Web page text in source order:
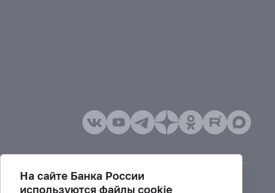
На сайте Банка России
используются файлы cookie